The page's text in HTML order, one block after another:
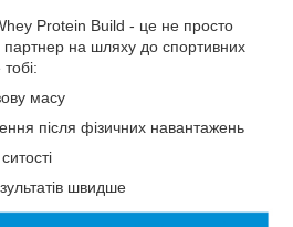
Protein Build - це не просто
партнер на шляху до спортивних
масу
після фізичних навантажень
швидше